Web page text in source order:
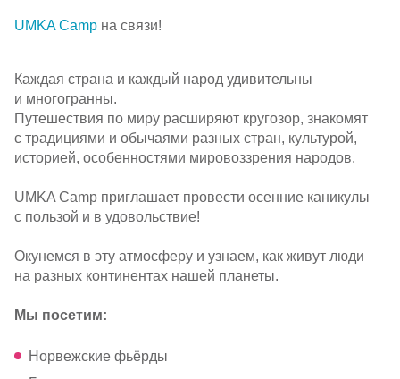
UMKA Camp на связи!
Каждая страна и каждый народ удивительны
и многогранны.
Путешествия по миру расширяют кругозор, знакомят
с традициями и обычаями разных стран, культурой,
историей, особенностями мировоззрения народов.
UMKA Camp приглашает провести осенние каникулы
с пользой и в удовольствие!
Окунемся в эту атмосферу и узнаем, как живут люди
на разных континентах нашей планеты.
Мы посетим:
Норвежские фьёрды